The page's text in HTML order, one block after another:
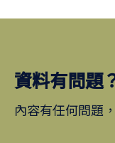
資料有問題
內容有任何問題